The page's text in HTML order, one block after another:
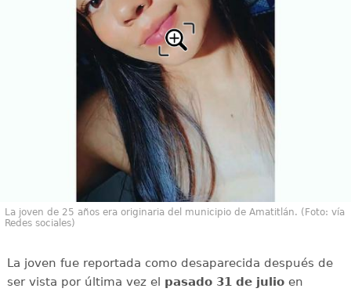
La joven de 25 años era originaria del municipio de Amatitlán. (Foto: vía
Redes sociales)
La joven fue reportada como desaparecida después de
ser vista por última vez el pasado 31 de julioen